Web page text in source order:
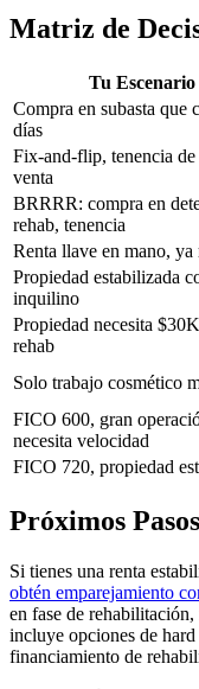
Matriz de
Tu Escenario
Compra en subasta que
días
Fix-and-flip, tenencia de
venta
BRRRR: compra en
rehab, tenencia
Renta llave en mano, ya
Propiedad estabilizada
inquilino
Propiedad necesita
rehab
Solo trabajo cosmético
FICO 600, gran
necesita velocidad
FICO 720, propiedad
Próximos Pasos
Si tienes una renta
obtén emparejamiento
en fase de
incluye opciones de
financiamiento de